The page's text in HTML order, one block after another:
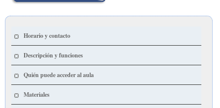
Horario y contacto
Descripción y funciones
Quién puede acceder al aula
Materiales